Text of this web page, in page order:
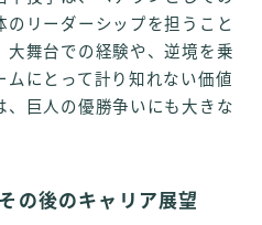
リーダーシップを担うこと
大舞台での経験や、逆境を乗
ムにとって計り知れない価値
、巨人の優勝争いにも大きな
の後のキャリア展望